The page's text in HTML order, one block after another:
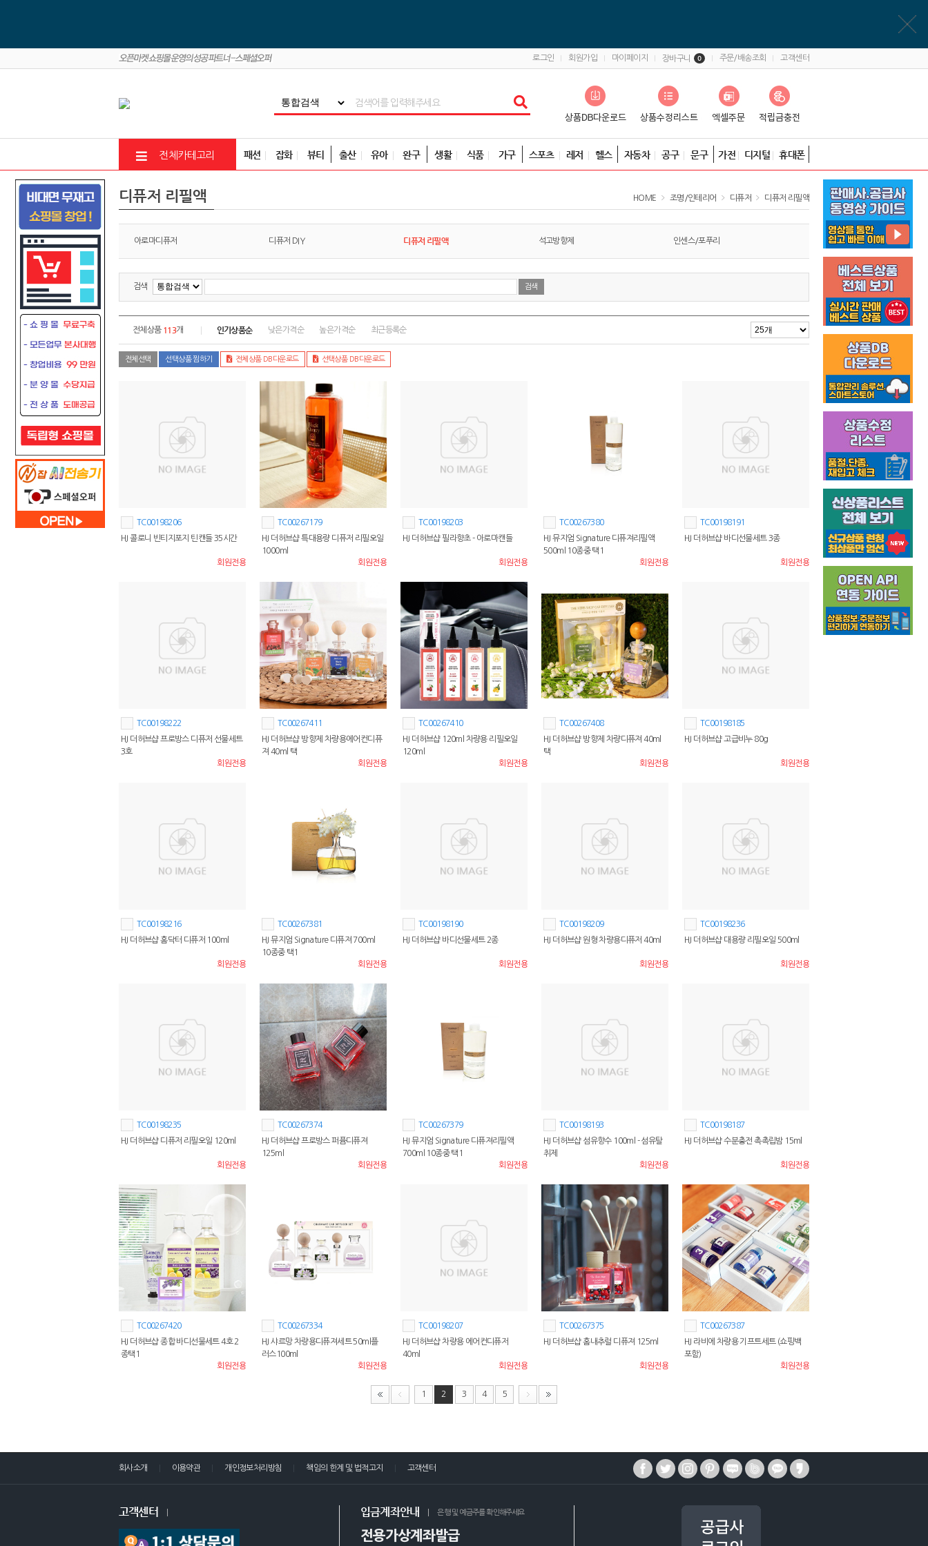
로그인 회원가입 마이페이지 장바구니 0 주문/배송조회 고객센터
전체카테고리 패션 잡화 뷰티 출산 유아 완구 생활 식품 가구 스포츠 레저 헬스 자동차 공구 문구 가전 디지털 휴대폰
디퓨저 리필액 HOME 조명/인테리어 디퓨저 디퓨저 리필액
아로마디퓨저 디퓨저 DIY 디퓨저 리필액 석고방향제 인센스/포푸리
검색
전체상품 113개 인기상품순 낮은가격순 높은가격순 최근등록순
전체선택 선택상품 찜하기 전체상품 DB다운로드 선택상품 DB다운로드
TC00198206
HJ 콜로니 빈티지포지 틴캔들 35시간
회원전용
TC00267179
HJ 더허브샵 특대용량 디퓨저 리필오일
1000ml
회원전용
TC00198203
HJ 더허브샵 필라향초 - 아로마캔들
회원전용
TC00267380
HJ 뮤지엄 Signature 디퓨져리필액
500ml 10종중 택1
회원전용
TC00198191
HJ 더허브샵 바디선물세트 3종
회원전용
TC00198222
HJ 더허브샵 프로방스 디퓨저 선물세트
3호
회원전용
TC00267411
HJ 더허브샵 방향제 차량용에어컨디퓨
져 40ml 택
회원전용
TC00267410
HJ 더허브샵 120ml 차량용 리필오일
120ml
회원전용
TC00267408
HJ 더허브샵 방향제 차량디퓨져 40ml
택
회원전용
TC00198185
HJ 더허브샵 고급비누 80g
회원전용
TC00198216
HJ 더허브샵 홈닥터 디퓨저 100ml
회원전용
TC00267381
HJ 뮤지엄 Signature 디퓨져 700ml
10종중 택1
회원전용
TC00198190
HJ 더허브샵 바디선물세트 2종
회원전용
TC00198209
HJ 더허브샵 원형 차량용디퓨저 40ml
회원전용
TC00198236
HJ 더허브샵 대용량 리필오일 500ml
회원전용
TC00198235
HJ 더허브샵 디퓨저 리필오일 120ml
회원전용
TC00267374
HJ 더허브샵 프로방스 퍼퓸디퓨져
125ml
회원전용
TC00267379
HJ 뮤지엄 Signature 디퓨져리필액
700ml 10종중 택1
회원전용
TC00198193
HJ 더허브샵 섬유향수 100ml - 섬유탈
취제
회원전용
TC00198187
HJ 더허브샵 수분충전 촉촉립밤 15ml
회원전용
TC00267420
HJ 더허브샵 종합 바디선물세트 4호 2
종택1
회원전용
TC00267334
HJ 샤르망 차량용디퓨져세트 50ml플
러스100ml
회원전용
TC00198207
HJ 더허브샵 차량용 에어컨디퓨저
40ml
회원전용
TC00267375
HJ 더허브샵 홈내추럴 디퓨져 125ml
회원전용
TC00267387
HJ 라비에 차량용 기프트세트 (쇼핑백
포함)
회원전용
1 2 3 4 5
회사소개 이용약관 개인정보처리방침 책임의 한계 및 법적고지 고객센터
고객센터 입금계좌안내 은행 및 예금주를 확인해주세요
전용가상계좌발급